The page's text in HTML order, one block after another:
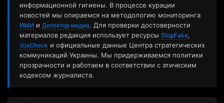
информационной гигиены. В процессе курации
новостей мы опираемся на методологию мониторинга
ИМИ и Детектор медиа. Для проверки достоверности
материалов редакция использует ресурсы StopFake,
VoxCheck и официальные данные Центра стратегических
коммуникаций Украины. Мы придерживаемся политики
прозрачности и работаем в соответствии с этическим
кодексом журналиста.